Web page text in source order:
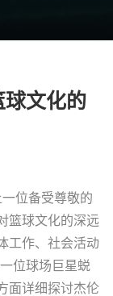
球文化的
位备受尊敬的
篮球文化的深远
工作、社会活动
位球场巨星蜕
面详细探讨杰伦